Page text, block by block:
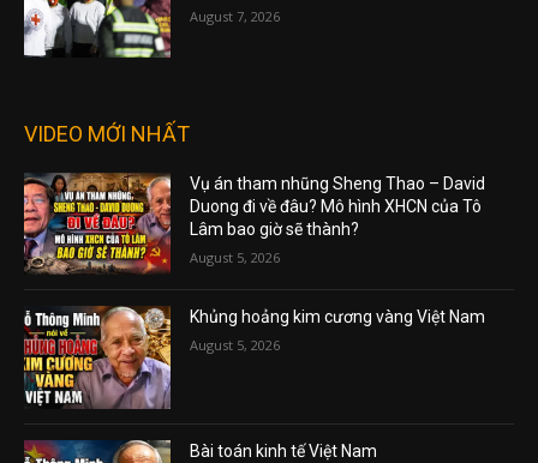
August 7, 2026
VIDEO MỚI NHẤT
Vụ án tham nhũng Sheng Thao – David
Duong đi về đâu? Mô hình XHCN của Tô
Lâm bao giờ sẽ thành?
August 5, 2026
Khủng hoảng kim cương vàng Việt Nam
August 5, 2026
Bài toán kinh tế Việt Nam